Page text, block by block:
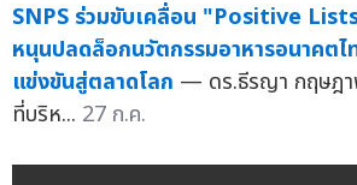
SNPS ร่วมขับเคลื่อน "Positive
หนุนปลดล็อกนวัตกรรมอาหารอนาคตไ
แข่งขันสู่ตลาดโลก — ดร.ธีรญา กฤษฎา
ที่บริห... 27 ก.ค.